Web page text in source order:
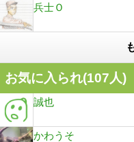
兵士Ｏ
お気に入られ(107人)
誠也
かわうそ